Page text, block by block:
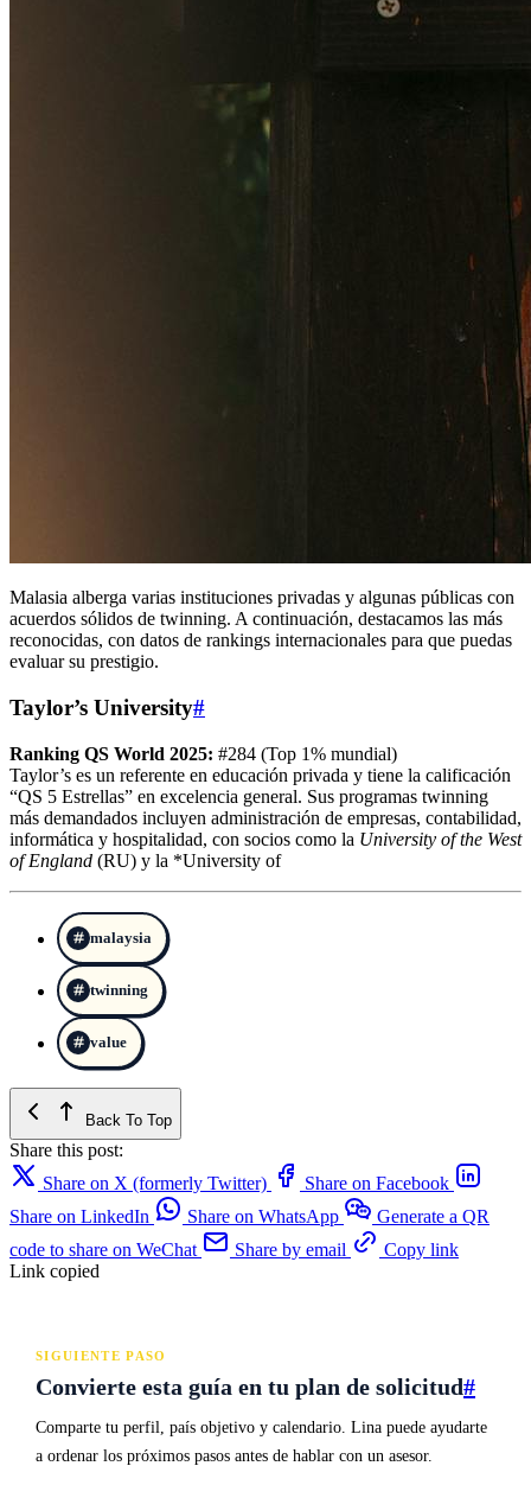
Malasia alberga varias instituciones privadas y algunas públicas con
acuerdos sólidos de twinning. A continuación, destacamos las más
reconocidas, con datos de rankings internacionales para que puedas
evaluar su prestigio.
Taylor’s University#
Ranking QS World 2025: #284 (Top 1% mundial)
Taylor’s es un referente en educación privada y tiene la calificación
“QS 5 Estrellas” en excelencia general. Sus programas twinning
más demandados incluyen administración de empresas, contabilidad,
informática y hospitalidad, con socios como la University of the West
of England (RU) y la *University of
malaysia
twinning
value
Back To Top
Share this post:
Share on X (formerly Twitter)
Share on Facebook
Share on LinkedIn
Share on WhatsApp
Generate a QR
code to share on WeChat
Share by email
Copy link
Link copied
SIGUIENTE PASO
Convierte esta guía en tu plan de solicitud#
Comparte tu perfil, país objetivo y calendario. Lina puede ayudarte
a ordenar los próximos pasos antes de hablar con un asesor.